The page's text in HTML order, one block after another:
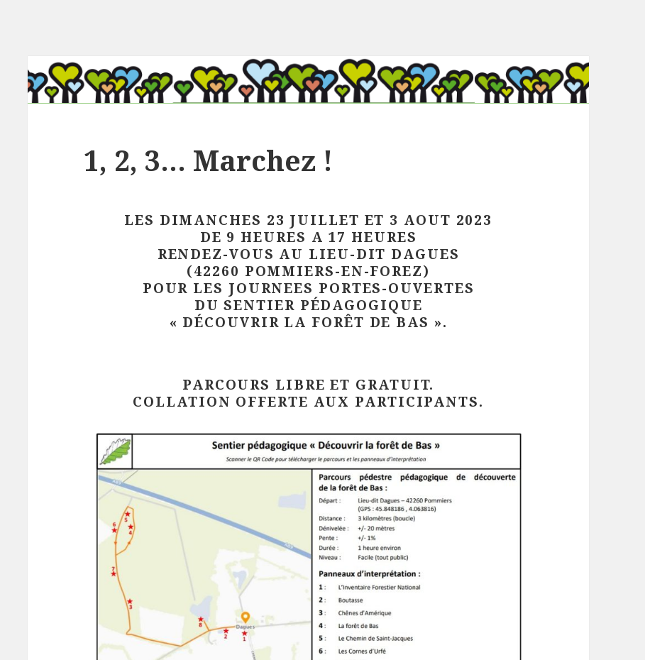
1, 2, 3… Marchez !
LES DIMANCHES 23 JUILLET ET 3 AOUT 2023
DE 9 HEURES A 17 HEURES
RENDEZ-VOUS AU LIEU-DIT DAGUES
(42260 POMMIERS-EN-FOREZ)
POUR LES JOURNEES PORTES-OUVERTES
DU SENTIER PÉDAGOGIQUE
« DÉCOUVRIR LA FORÊT DE BAS ».
PARCOURS LIBRE ET GRATUIT.
COLLATION OFFERTE AUX PARTICIPANTS.